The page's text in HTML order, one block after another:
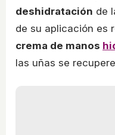
deshidratación de
de su aplicación es
crema de manos
las uñas se